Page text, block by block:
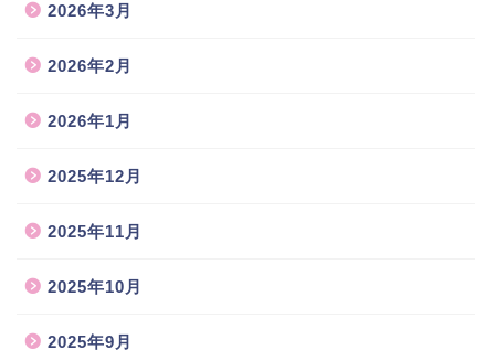
2026年3月
2026年2月
2026年1月
2025年12月
2025年11月
2025年10月
2025年9月